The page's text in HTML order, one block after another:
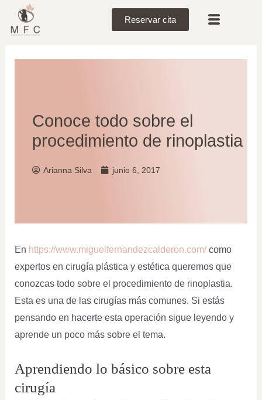
Reservar cita
Conoce todo sobre el
procedimiento de rinoplastia
Arianna Silva junio 6, 2017
En https://www.miguelfernandezcalderon.com/como
expertos en cirugía plástica y estética queremos que
conozcas todo sobre el procedimiento de rinoplastia.
Esta es una de las cirugías más comunes. Si estás
pensando en hacerte esta operación sigue leyendo y
aprende un poco más sobre el tema.
Aprendiendo lo básico sobre esta
cirugía